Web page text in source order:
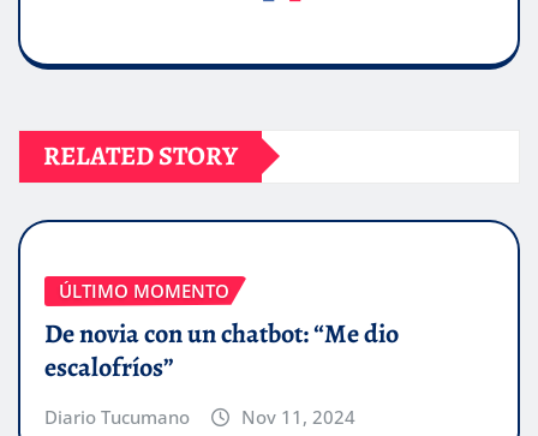
RELATED STORY
ÚLTIMO MOMENTO
De novia con un chatbot: “Me dio
escalofríos”
Diario Tucumano Nov 11, 2024